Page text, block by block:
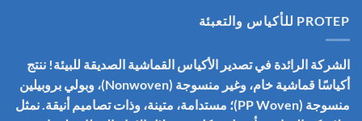
PROTEP للأكياس والتعبئة
الشركة الرائدة في تصدير الأكياس القماشية الصديقة للبيئة! ننتج
أكياسًا قماشية خام، وغير منسوجة (Nonwoven)، وبولي بروبيلين
منسوجة (PP Woven)؛ مستدامة، متينة، وذات تصاميم أنيقة. نمثل